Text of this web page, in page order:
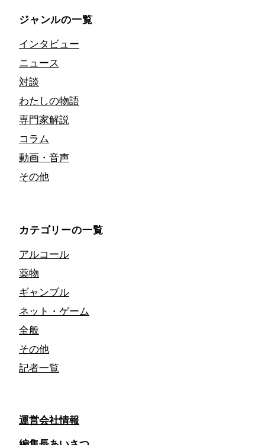
ジャンルの一覧
インタビュー
ニュース
対談
わたしの物語
専門家解説
コラム
動画・音声
その他
カテゴリーの一覧
アルコール
薬物
ギャンブル
ネット・ゲーム
全般
その他
記者一覧
運営会社情報